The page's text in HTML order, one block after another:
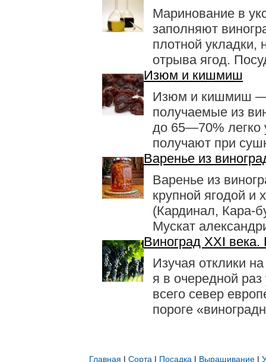
Маринование в
заполня­ют
плотной укладки,
отрыва ягод.
Изюм и кишмиш
Изюм и кишмиш —
получаемые из
до 65—70%
получают при
Варенье из
Варенье из
круп­ной ягодой и
(Кардинал, Кара-
Мускат
Виноград XXI
Изучая отклики
я в очередной
всего север
пороге
Главная | Сорта | Посадка | Выращивание |